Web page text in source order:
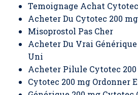
Temoignage Achat
Acheter Du Cytotec 200
Misoprostol Pas Cher
Acheter Du Vrai
Uni
Acheter Pilule Cytotec
Cytotec 200 mg Ordonner